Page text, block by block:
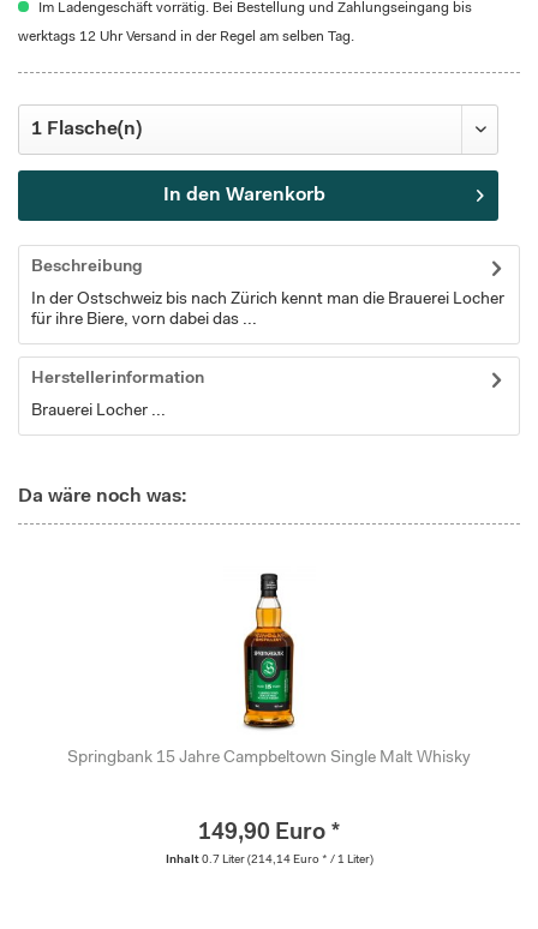
Im Ladengeschäft vorrätig. Bei Bestellung und Zahlungseingang bis
werktags 12 Uhr Versand in der Regel am selben Tag.
In den Warenkorb
Beschreibung
In der Ostschweiz bis nach Zürich kennt man die Brauerei Locher
für ihre Biere, vorn dabei das ...
Herstellerinformation
Brauerei Locher ...
Da wäre noch was:
Springbank 15 Jahre Campbeltown Single Malt Whisky
149,90 Euro *
Inhalt 0.7 Liter (214,14 Euro * / 1 Liter)